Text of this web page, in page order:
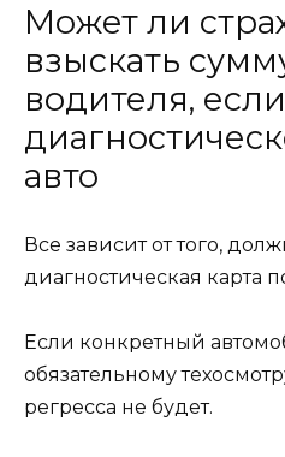
Может ли
взыскать
водителя,
авто
Все зависит от того,
диагностическая карта
Если конкретный
обязательному
регресса не будет.